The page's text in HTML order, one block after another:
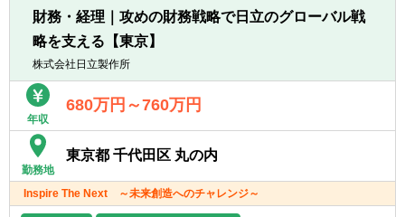
■抽象度の高い指示から自走してアウトプッ
トできる方
■スピード感のある環境を楽しめる方
■現場と信頼関係を築きながら物事を推進で
＜ガバナンス・バックオフィス統括＞
■経営管理フローの標準化、内部統制の整備
■労務・総務領域を含めたバックオフィス全
体の状況把握
■組織の健全化に向けた仕組み構築
ーション）支援
■新規事業、組織再編、ファイナンスなどの
特命プロジェクト推進
財務・経理｜攻めの財務戦略で日立のグローバル戦
略を支える【東京】
株式会社日立製作所
年収
680万円～760万円
勤務地
東京都 千代田区 丸の内
Inspire The Next ～未来創造へのチャレンジ～